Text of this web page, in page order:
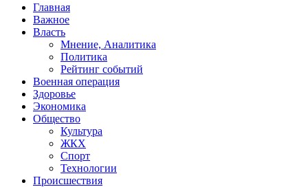
Главная
Важное
Власть
Мнение, Аналитика
Политика
Рейтинг событий
Военная операция
Здоровье
Экономика
Общество
Культура
ЖКХ
Спорт
Технологии
Происшествия